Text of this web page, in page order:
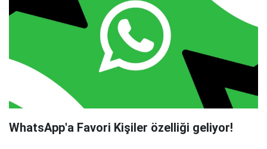
WhatsApp'a Favori Kişiler özelliği geliyor!